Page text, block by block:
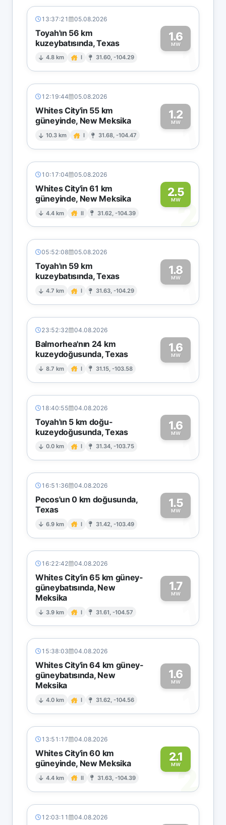
13:37:21 05.08.2026
Toyah'ın 56 km
kuzeybatısında, Texas
4.8 km I 31.60, -104.29
1.6
MW1
12:19:44 05.08.2026
Whites City'in 55 km
güneyinde, New Meksika
10.3 km I 31.68, -104.47
1.2
MW1
10:17:04 05.08.2026
Whites City'in 61 km
güneyinde, New Meksika
4.4 km II 31.62, -104.39
2.5
MW2
05:52:08 05.08.2026
Toyah'ın 59 km
kuzeybatısında, Texas
4.7 km I 31.63, -104.29
1.8
MW1
23:52:32 04.08.2026
Balmorhea'nın 24 km
kuzeydoğusunda, Texas
8.7 km I 31.15, -103.58
1.6
MW1
18:40:55 04.08.2026
Toyah'ın 5 km doğu-
kuzeydoğusunda, Texas
0.0 km I 31.34, -103.75
1.6
MW1
16:51:36 04.08.2026
Pecos'un 0 km doğusunda,
Texas
6.9 km I 31.42, -103.49
1.5
MW1
16:22:42 04.08.2026
Whites City'in 65 km güney-
güneybatısında, New
Meksika
3.9 km I 31.61, -104.57
1.7
MW
1
15:38:03 04.08.2026
Whites City'in 64 km güney-
güneybatısında, New
Meksika
4.0 km I 31.62, -104.56
1.6
MW
1
13:51:17 04.08.2026
Whites City'in 60 km
güneyinde, New Meksika
4.4 km II 31.63, -104.39
2.1
MW2
12:03:11 04.08.2026